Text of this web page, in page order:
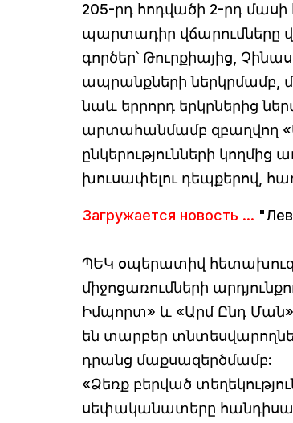
205-րդ հոդվածի 2-րդ
պարտադիր վճարումները
գործեր՝ Թուրքիայից,
ապրանքների
նաև երրորդ երկրներից
արտահանմամբ զբաղվող
ընկերությունների
խուսափելու դեպքերով,
Загружается новость ...
ՊԵԿ օպերատիվ
միջոցառումների
Իմպորտ» և «Արմ Ընդ Ման»
են տարբեր
դրանց մաքսազերծմամբ:
«Ձեռք բերված
սեփականատերը